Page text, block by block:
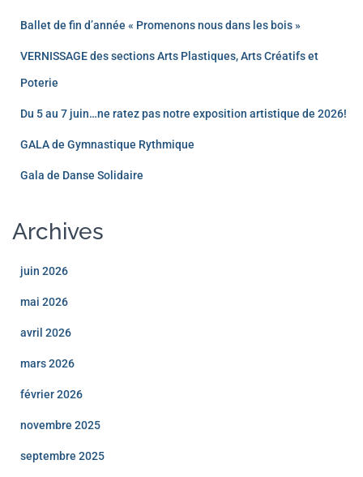
Ballet de fin d’année « Promenons nous dans les bois »
VERNISSAGE des sections Arts Plastiques, Arts Créatifs et
Poterie
Du 5 au 7 juin…ne ratez pas notre exposition artistique de 2026!
GALA de Gymnastique Rythmique
Gala de Danse Solidaire
Archives
juin 2026
mai 2026
avril 2026
mars 2026
février 2026
novembre 2025
septembre 2025